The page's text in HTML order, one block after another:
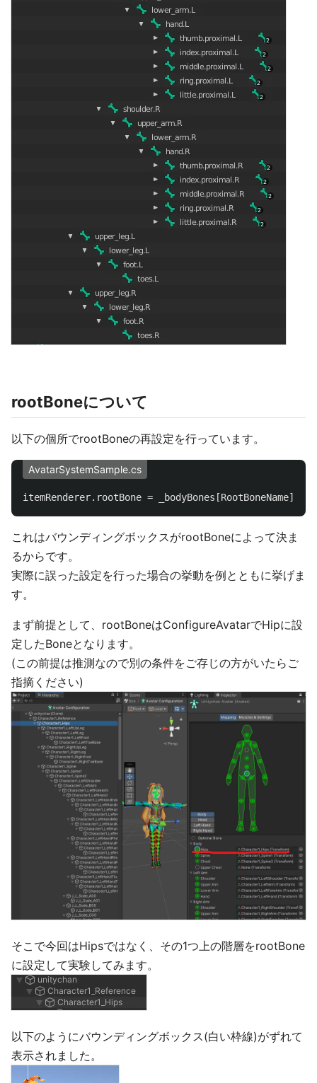
rootBoneについて
以下の個所でrootBoneの再設定を行っています。
AvatarSystemSample.cs
itemRenderer. rootBone = _bodyBones [RootBoneName];
これはバウンディングボックスがrootBoneによって決ま
るからです。
実際に誤った設定を行った場合の挙動を例とともに挙げま
す。
まず前提として、rootBoneはConfigureAvatarでHipに設
定したBoneとなります。
(この前提は推測なので別の条件をご存じの方がいたらご
指摘ください)
そこで今回はHipsではなく、その1つ上の階層をrootBone
に設定して実験してみます。
以下のようにバウンディングボックス(白い枠線)がずれて
表示されました。